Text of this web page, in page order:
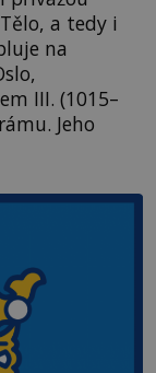
a tedy i
na
III. (1015–
Jeho